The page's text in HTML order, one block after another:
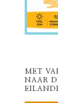
MET
NAAR